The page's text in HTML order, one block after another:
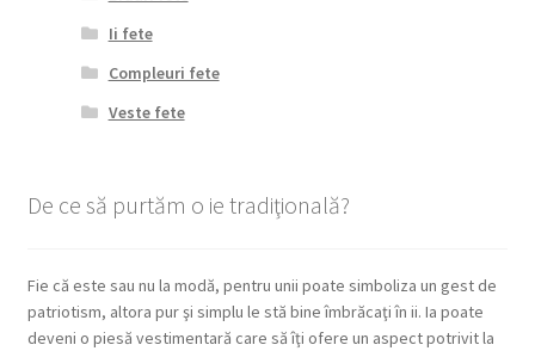
Ii fete
Compleuri fete
Veste fete
De ce să purtăm o ie tradiţională?
Fie că este sau nu la modă, pentru unii poate simboliza un gest de
patriotism, altora pur şi simplu le stă bine îmbrăcaţi în ii. Ia poate
deveni o piesă vestimentară care să îţi ofere un aspect potrivit la